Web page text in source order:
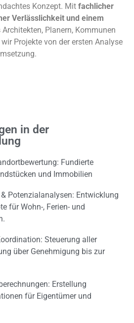
Konzept. Mit fachlicher
Verlässlichkeit und einem
Architekten, Planern, Kommunen
Projekte von der ersten Analyse
in der
Fundierte
und Immobilien
Potenzialanalysen: Entwicklung
für Wohn-, Ferien- und
Steuerung aller
über Genehmigung bis zur
Erstellung
für Eigentümer und